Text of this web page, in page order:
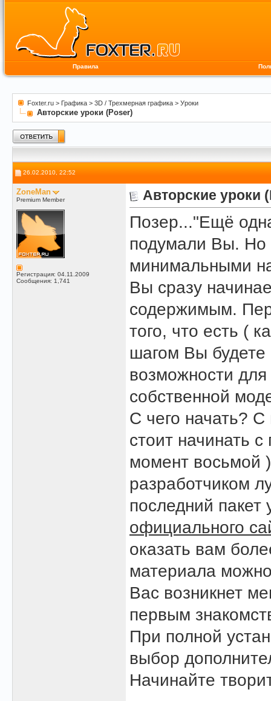
Правила
Foxter.ru > Графика > 3D / Трехмерная графика > Уроки
Авторские уроки (Poser)
26.02.2010, 22:52
ZoneMan
Premium Member
Регистрация: 04.11.2009
Сообщения: 1,741
Авторские уроки
Позер..."Ещё
подумали Вы. Но
минимальными
Вы сразу
содержимым.
того, что есть (
шагом Вы будете
возможности
собственной
С чего начать?
стоит начинать
момент восьмой
разработчиком
последний
официального
оказать вам
материала
Вас возникнет
первым
При полной
выбор
Начинайте